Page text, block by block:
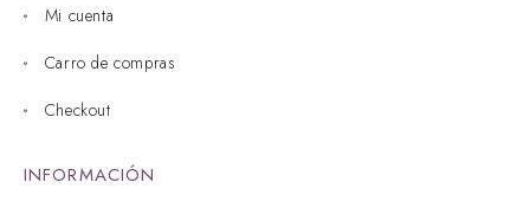
Mi cuenta
Carro de compras
Checkout
INFORMACIÓN